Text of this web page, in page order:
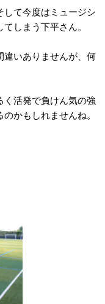
して今度はミュージシ
しまう下平さん。
違いありませんが、何
く活発で負けん気の強
かもしれませんね。